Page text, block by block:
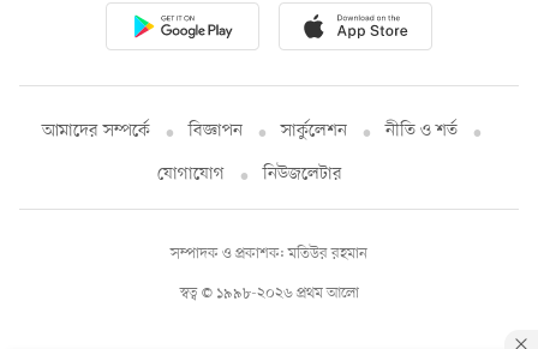
আমাদের সম্পর্কে বিজ্ঞাপন সার্কুলেশন
নীতি ও শর্ত
যোগাযোগ
নিউজলেটার
স্বত্ব © ১৯৯৮-২০২৬ প্রথম আলো
সম্পাদক ও প্রকাশক: মতিউর রহমান